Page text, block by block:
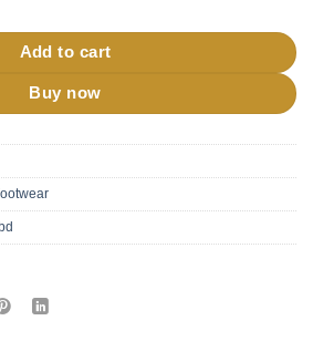
Add to cart
Buy now